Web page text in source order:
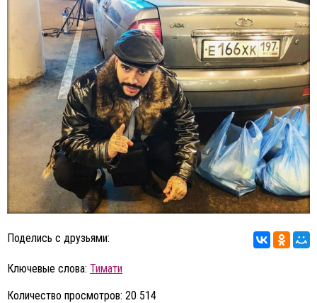
Поделись с друзьями:
Ключевые слова: Тимати
Количество просмотров: 20 514